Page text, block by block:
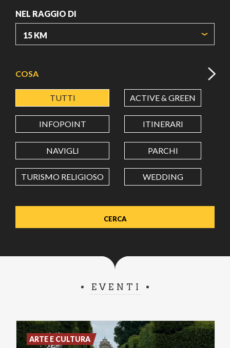
NEL RAGGIO DI
LATITUDINE
LONGITUDINE
Value in decimal degrees. Use dot (.) as decimal separator.
COSA
TUTTI ACTIVE & GREEN
INFOPOINT ITINERARI
NAVIGLI PARCHI
TURISMO RELIGIOSO WEDDING
EVENTI
ARTE E CULTURA